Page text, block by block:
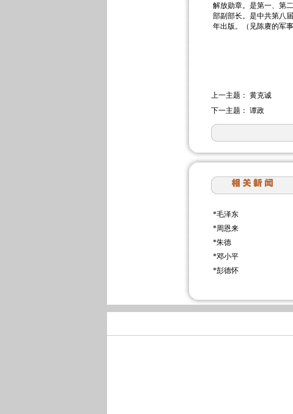
解放勋章。是第一、第
部副部长。是中共第八
年出版。（见陈赓的军
上一主题： 黄克诚
下一主题： 谭政
*毛泽东
*周恩来
*朱德
*邓小平
*彭德怀